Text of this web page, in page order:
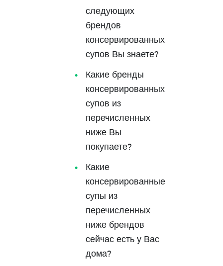
следующих
брендов
консервированных
супов Вы знаете?
Какие бренды
консервированных
супов из
перечисленных
ниже Вы
покупаете?
Какие
консервированные
супы из
перечисленных
ниже брендов
сейчас есть у Вас
дома?